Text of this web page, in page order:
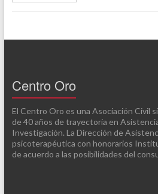
Centro Oro
El Centro Oro es una Asociación Civil
de 40 años de trayectoria en
Investigación. La Dirección de
psicoterapéutica con honorarios
de acuerdo a las posibilidades del